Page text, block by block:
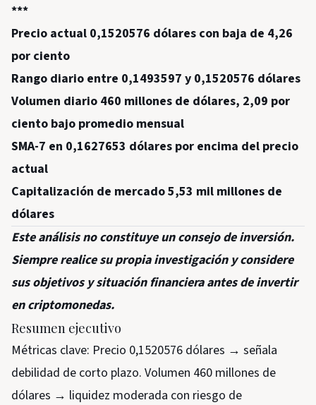
***
Precio actual 0,1520576 dólares con baja de 4,26
por ciento
Rango diario entre 0,1493597 y 0,1520576 dólares
Volumen diario 460 millones de dólares, 2,09 por
ciento bajo promedio mensual
SMA-7 en 0,1627653 dólares por encima del precio
actual
Capitalización de mercado 5,53 mil millones de
dólares
Este análisis no constituye un consejo de inversión.
Siempre realice su propia investigación y considere
sus objetivos y situación financiera antes de invertir
en criptomonedas.
Resumen ejecutivo
Métricas clave: Precio 0,1520576 dólares → señala
debilidad de corto plazo. Volumen 460 millones de
dólares → liquidez moderada con riesgo de